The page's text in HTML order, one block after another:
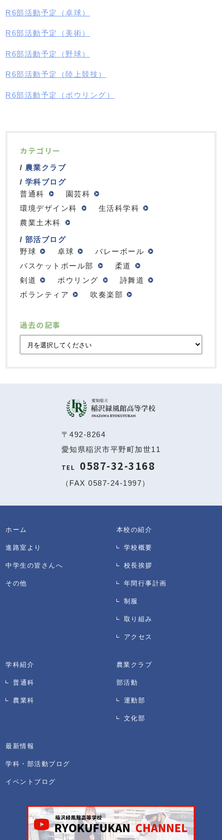
R6部活動予定（卓球）
R6部活動予定（美術）
R6部活動予定（野球）
R6部活動予定（陸上競技）
R6部活動予定（ボウリング）
カテゴリー
農業クラブ
学科ブログ
普通科
園芸科
環境デザイン科
生活科学科
農業土木科
部活ブログ
野球
卓球
バレーボール
バスケットボール部
柔道
剣道
ボウリング
詩舞道
ボランティア
吹奏楽部
過去の記事
〒492-8264
愛知県稲沢市平野町加世11
TEL 0587-32-3168
（FAX 0587-24-1997）
ホーム
進路室より
中学生の皆さんへ
その他
本校の紹介
学校概要
校長挨拶
年間行事計画
制服
取り組み
アクセス
学科紹介
普通科
農業科
農業クラブ
部活動
運動部
文化部
最新情報
学科・部活動ブログ
イベントブログ